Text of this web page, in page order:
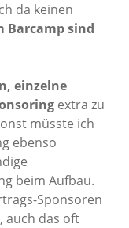
da keinen
Barcamp sind
einzelne
extra zu
müsste ich
ebenso
beim Aufbau.
Sponsoren
auch das oft